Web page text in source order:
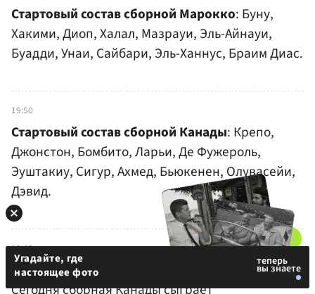
Стартовый состав сборной Марокко: Буну,
Хакими, Диоп, Халал, Мазрауи, Эль-Айнауи,
Буадди, Унаи, Сайбари, Эль-Ханнус, Браим Диас.
19:50
Стартовый состав сборной Канады: Крепо,
Джонстон, Бомбито, Ларьи, Де Фужероль,
Эуштакиу, Сигур, Ахмед, Бьюкенен, Олувасейи,
Дэвид.
19:45
Здравствуйте, уважаемые любители футбола!
Угадайте, где
настоящее фото